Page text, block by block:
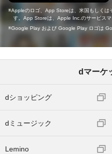
Appleのロゴ、App Storeは、米国もしく
す。App Storeは、Apple Inc.のサービスマ
Google Play および Google Play ロゴは
dマーケ
dショッピング
dミュージック
Lemino